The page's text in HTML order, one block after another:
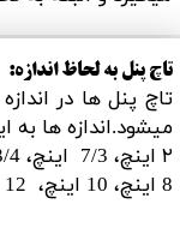
تاچ پنل به لحاظ اندازه:
تاچ پنل ها در
میشود.اندازه ها
۲ اینچ، 7/3 اینچ، 3/4 اینچ، 5 اینچ، 7 اینچ
8 اینچ، 10 اینچ، 12 اینچ، 1۵ اینچ